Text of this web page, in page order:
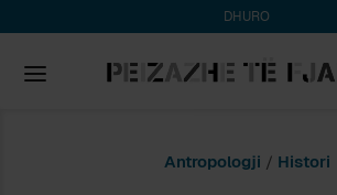
DHURO
Antropologji / Histori